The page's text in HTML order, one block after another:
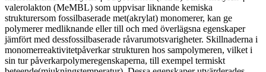
valerolakton (MeMBL) som uppvisar liknande kemiska
strukturersom fossilbaserade met(akrylat) monomerer, kan ge
polymerer medliknande eller till och med överlägsna egenskaper
jämfört med dessfossilbaserade råvarumotsvarigheter. Skillnaderna i
monomerreaktivitetpåverkar strukturen hos sampolymeren, vilket i
sin tur påverkarpolymeregenskaperna, till exempel termiskt